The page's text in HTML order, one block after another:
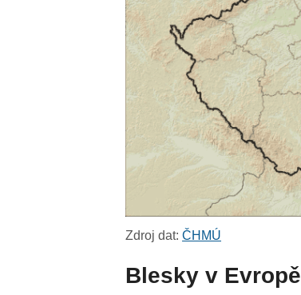
Zdroj dat:ČHMÚ
Blesky v Evropě